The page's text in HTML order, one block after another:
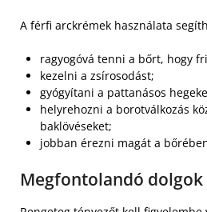
A férfi arckrémek használata
ragyogóvá tenni a bőrt, hogy
kezelni a zsírosodást;
gyógyítani a pattanásos
helyrehozni a borotválkozás
baklövéseket;
jobban érezni magát a
Megfontolandó dolgok